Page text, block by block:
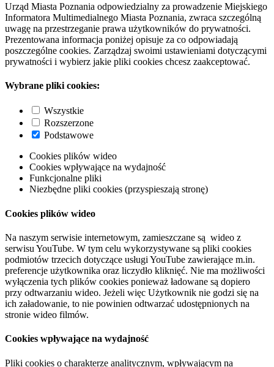
Urząd Miasta Poznania odpowiedzialny za prowadzenie Miejskiego
Informatora Multimedialnego Miasta Poznania, zwraca szczególną
uwagę na przestrzeganie prawa użytkowników do prywatności.
Prezentowana informacja poniżej opisuje za co odpowiadają
poszczególne cookies. Zarządzaj swoimi ustawieniami dotyczącymi
prywatności i wybierz jakie pliki cookies chcesz zaakceptować.
Wybrane pliki cookies:
Wszystkie
Rozszerzone
Podstawowe
Cookies plików wideo
Cookies wpływające na wydajność
Funkcjonalne pliki
Niezbędne pliki cookies (przyspieszają stronę)
Cookies plików wideo
Na naszym serwisie internetowym, zamieszczane są wideo z
serwisu YouTube. W tym celu wykorzystywane są pliki cookies
podmiotów trzecich dotyczące usługi YouTube zawierające m.in.
preferencje użytkownika oraz liczydło kliknięć. Nie ma możliwości
wyłączenia tych plików cookies ponieważ ładowane są dopiero
przy odtwarzaniu wideo. Jeżeli więc Użytkownik nie godzi się na
ich załadowanie, to nie powinien odtwarzać udostępnionych na
stronie wideo filmów.
Cookies wpływające na wydajność
Pliki cookies o charakterze analitycznym, wpływającym na